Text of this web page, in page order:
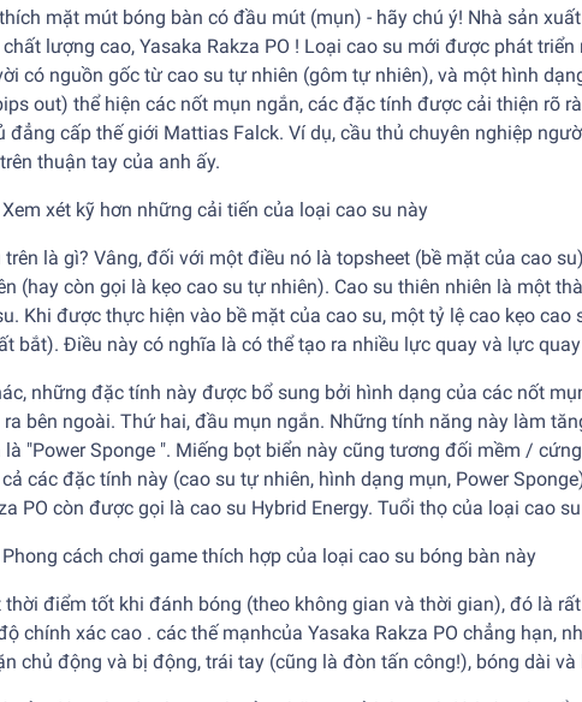
mặt mút bóng bàn có đầu mút (mụn) - hãy chú ý! Nhà sản
lượng cao, Yasaka Rakza PO ! Loại cao su mới được phát
có nguồn gốc từ cao su tự nhiên (gôm tự nhiên), và một hình
out) thể hiện các nốt mụn ngắn, các đặc tính được cải thiện rõ
đẳng cấp thế giới Mattias Falck. Ví dụ, cầu thủ chuyên nghiệp
thuận tay của anh ấy.
Xem xét kỹ hơn những cải tiến của loại cao su này
là gì? Vâng, đối với một điều nó là topsheet (bề mặt của cao
(hay còn gọi là kẹo cao su tự nhiên). Cao su thiên nhiên là một
Khi được thực hiện vào bề mặt của cao su, một tỷ lệ cao kẹo cao
bắt). Điều này có nghĩa là có thể tạo ra nhiều lực quay và lực
những đặc tính này được bổ sung bởi hình dạng của các nốt
bên ngoài. Thứ hai, đầu mụn ngắn. Những tính năng này làm
"Power Sponge ". Miếng bọt biển này cũng tương đối mềm /
các đặc tính này (cao su tự nhiên, hình dạng mụn, Power
PO còn được gọi là cao su Hybrid Energy. Tuổi thọ của loại cao
Phong cách chơi game thích hợp của loại cao su bóng bàn này
điểm tốt khi đánh bóng (theo không gian và thời gian), đó là
chính xác cao . các thế mạnhcủa Yasaka Rakza PO chẳng hạn,
chủ động và bị động, trái tay (cũng là đòn tấn công!), bóng dài và